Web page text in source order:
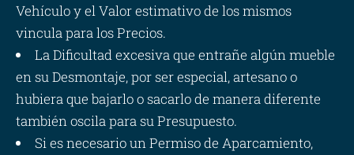
Vehículo y el Valor estimativo de los mismos
vincula para los Precios.
La Dificultad excesiva que entrañe algún mueble
en su Desmontaje, por ser especial, artesano o
hubiera que bajarlo o sacarlo de manera diferente
también oscila para su Presupuesto.
Si es necesario un Permiso de Aparcamiento,